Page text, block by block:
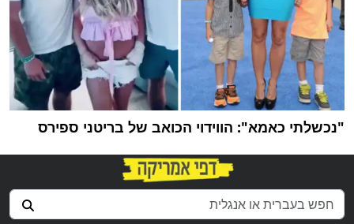
"נכשלתי כאמא": הווידוי הכואב של בריטני ספירס